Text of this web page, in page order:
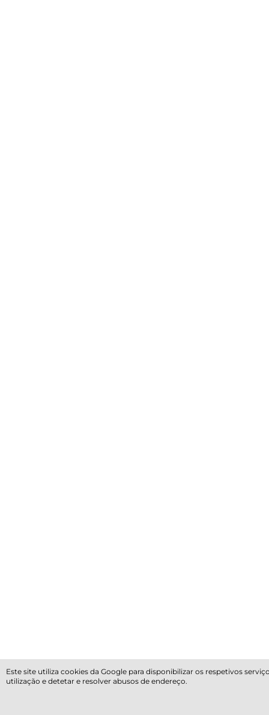
Este site utiliza cookies da Google para disponibilizar os respetivos
utilização e detetar e resolver abusos de endereço.